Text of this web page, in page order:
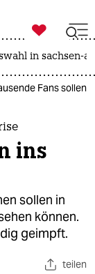

taz zahl ich
in sachsen-
Fans sollen
ins
sollen in
können.
geimpft.
teilen